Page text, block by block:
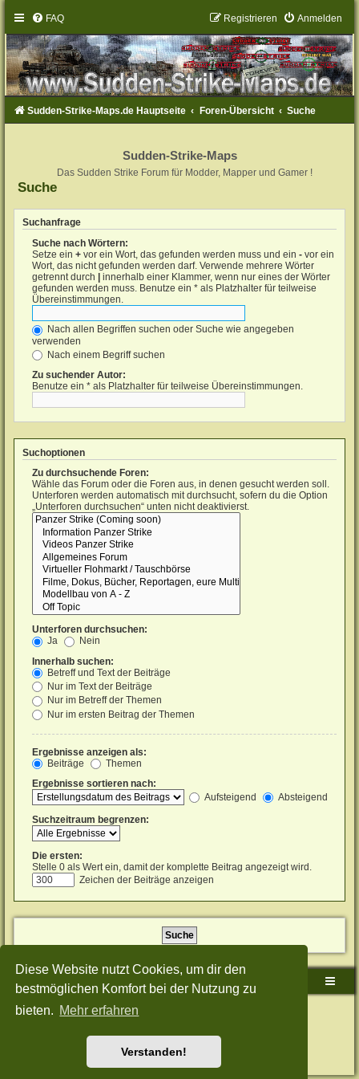
Diese Website nutzt Cookies, um dir den
bestmöglichen Komfort bei der Nutzung zu
bieten. Mehr erfahren
Verstanden!
FAQ Anmelden
Registrieren
Sudden-Strike-Maps.de Hauptseite Foren-Übersicht Suche
Sudden-Strike-Maps
Das Sudden Strike Forum für Modder, Mapper und Gamer !
Suche
Suchanfrage
Suche nach Wörtern:
Setze ein+ vor ein Wort, das gefunden werden muss und ein- vor ein
Wort, das nicht gefunden werden darf. Verwende mehrere Wörter
getrennt durch
innerhalb einer Klammer, wenn nur eines der Wörter
gefunden werden muss. Benutze ein * als Platzhalter für teilweise
Übereinstimmungen.
Nach allen Begriffen suchen oder Suche wie angegeben
verwenden
Nach einem Begriff suchen
Zu suchender Autor:
Benutze ein * als Platzhalter für teilweise Übereinstimmungen.
Suchoptionen
Zu durchsuchende Foren:
Wähle das Forum oder die Foren aus, in denen gesucht werden soll.
Unterforen werden automatisch mit durchsucht, sofern du die Option
„Unterforen durchsuchen“ unten nicht deaktivierst.
Unterforen durchsuchen:
Ja
Nein
Innerhalb suchen:
Betreff und Text der Beiträge
Nur im Text der Beiträge
Nur im Betreff der Themen
Nur im ersten Beitrag der Themen
Ergebnisse anzeigen als:
Beiträge
Themen
Ergebnisse sortieren nach:
Aufsteigend
Absteigend
Suchzeitraum begrenzen:
Die ersten:
Stelle 0 als Wert ein, damit der komplette Beitrag angezeigt wird.
Zeichen der Beiträge anzeigen
Sudden-Strike-Maps.de Hauptseite Foren-Übersicht
Powered byphpBB® Forum Software © phpBB Limited
Style: Green-Style-Split by Joyce&LunaphpBB-Style-Design
Nutzungsbedingungen